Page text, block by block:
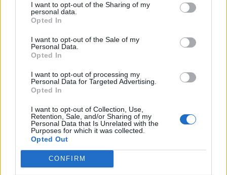
I want to opt-out of the Sharing of my
personal data.
Opted In
I want to opt-out of the Sale of my
Personal Data.
Opted In
I want to opt-out of processing my
Personal Data for Targeted Advertising.
Opted In
I want to opt-out of Collection, Use,
Retention, Sale, and/or Sharing of my
Personal Data that Is Unrelated with the
Purposes for which it was collected.
Opted Out
CONFIRM
καίρια θέματα της καθημερινότητας και η
αποστασιοποίηση από τις υλικές ανάγκες με το
πρόσχημα μιας «άυλης» πνευματικότητας,
ωθούν στην αναζήτηση άλλων επιλογών.
Στο σημείο αυτό οφείλουμε να δούμε πως η Ορθόδοξη
Εκκλησία μπορεί να αντιμετωπίσει τις μεταλλάξεις
στο δημόσιο χώρο καταθέτοντας τη δική της
μαρτυρία. Δίχως να παραθεωρείται ότι η επίτευξη
ενός τέτοιου στόχου αποτελεί δυσχερές ζήτημα στο
οποίο εκτός από τη θεολογία συμπλέκονται οι
νομικές, κοινωνικές, ηθικές, πολιτικές κ.α. διαστάσεις,